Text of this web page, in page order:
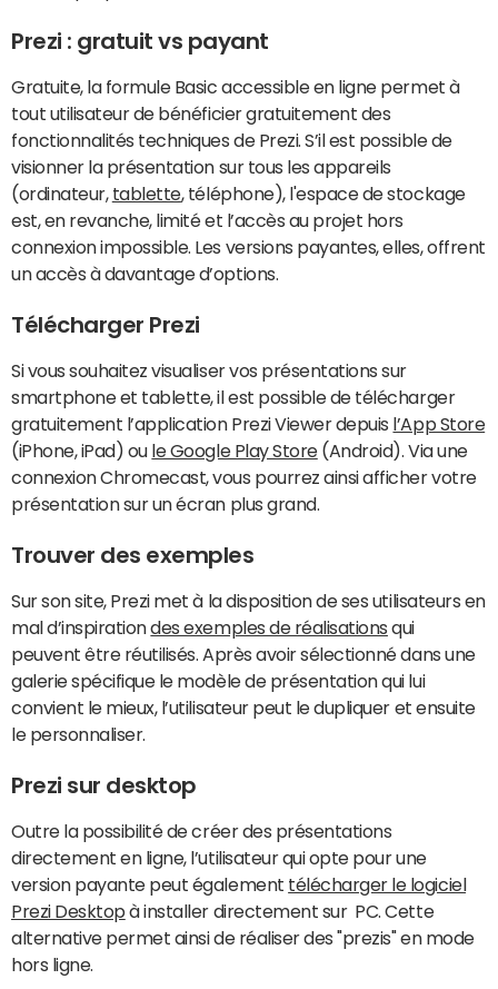
Prezi : gratuit vs payant
Gratuite, la formule Basic accessible en ligne permet à
tout utilisateur de bénéficier gratuitement des
fonctionnalités techniques de Prezi. S’il est possible de
visionner la présentation sur tous les appareils
(ordinateur, tablette, téléphone), l'espace de stockage
est, en revanche, limité et l’accès au projet hors
connexion impossible. Les versions payantes, elles, offrent
un accès à davantage d’options.
Télécharger Prezi
Si vous souhaitez visualiser vos présentations sur
smartphone et tablette, il est possible de télécharger
gratuitement l’application Prezi Viewer depuis l’App Store
(iPhone, iPad) ou le Google Play Store(Android). Via une
connexion Chromecast, vous pourrez ainsi afficher votre
présentation sur un écran plus grand.
Trouver des exemples
Sur son site, Prezi met à la disposition de ses utilisateurs en
mal d’inspirationdes exemples de réalisations qui
peuvent être réutilisés. Après avoir sélectionné dans une
galerie spécifique le modèle de présentation qui lui
convient le mieux, l’utilisateur peut le dupliquer et ensuite
le personnaliser.
Prezi sur desktop
Outre la possibilité de créer des présentations
directement en ligne, l’utilisateur qui opte pour une
version payante peut également télécharger le logiciel
Prezi Desktop à installer directement sur PC. Cette
alternative permet ainsi de réaliser des "prezis" en mode
hors ligne.